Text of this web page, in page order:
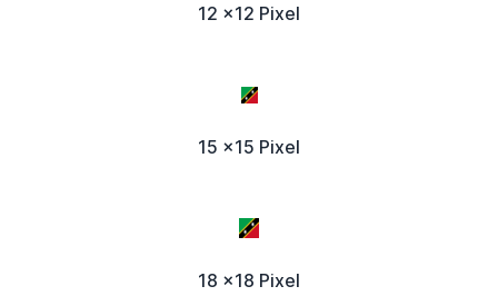
12 x12 Pixel
15 x15 Pixel
18 x18 Pixel